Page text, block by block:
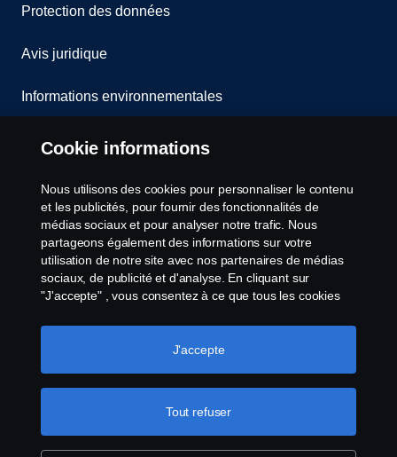
Protection des données
Avis juridique
Informations environnementales
Whistleblowing
Contact
Cookies politique
Paramètres des cookies
© Copyright Scania 2025 All rights reserved. Scania
CV AB (publ), SE-151 87 Södertälje, Sweden, Tel:
+46-8-55 38 10 00, Fax: +46-8-55 38 10 37.
Cookie informations
Nous utilisons des cookies pour personnaliser le contenu
et les publicités, pour fournir des fonctionnalités de
médias sociaux et pour analyser notre trafic. Nous
partageons également des informations sur votre
utilisation de notre site avec nos partenaires de médias
sociaux, de publicité et d'analyse. En cliquant sur
"J'accepte" , vous consentez à ce que tous les cookies
Vous pouvez également gérer vos cookies en cliquant
sur "Paramètres des cookies" et en sélectionnant les
les cookies, que vous trouverez en cliquant sur le lien
situé sous ce texte. Pour en savoir plus sur la
Tout refuser
J'accepte